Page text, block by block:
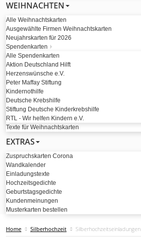
WEIHNACHTEN
Alle Weihnachtskarten
Ausgewählte Firmen Weihnachtskarten
Neujahrskarten für 2026
Spendenkarten
Alle Spendenkarten
Aktion Deutschland Hilft
Herzenswünsche e.V.
Peter Maffay Stiftung
Kindernothilfe
Deutsche Krebshilfe
Stiftung Deutsche Kinderkrebshilfe
RTL - Wir helfen Kindern e.V.
Texte für Weihnachtskarten
EXTRAS
Zuspruchskarten Corona
Wandkalender
Einladungstexte
Hochzeitsgedichte
Geburtstagsgedichte
Kundenmeinungen
Musterkarten bestellen
Home Silberhochzeit Silberhochzeitseinladungen